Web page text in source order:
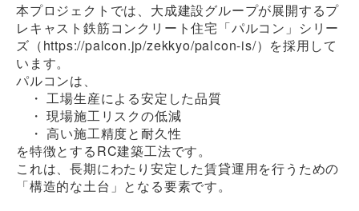
本プロジェクトでは、大成建設グループが展開するプ
レキャスト鉄筋コンクリート住宅「パルコン」シリー
ズ（https://palcon.jp/zekkyo/palcon-is/）を採用して
います。
パルコンは、
・ 工場生産による安定した品質
・ 現場施工リスクの低減
・ 高い施工精度と耐久性
を特徴とするRC建築工法です。
これは、長期にわたり安定した賃貸運用を行うための
「構造的な土台」となる要素です。